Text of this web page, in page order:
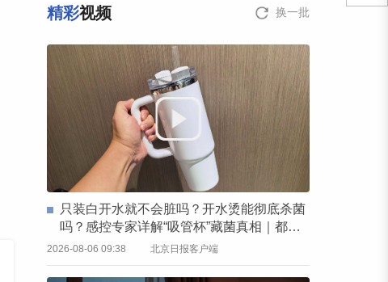
精彩视频 换一批
只装白开水就不会脏吗？开水烫能彻底杀菌
吗？感控专家详解“吸管杯”藏菌真相｜都视
频·热观察
2026-08-06 09:38 北京日报客户端